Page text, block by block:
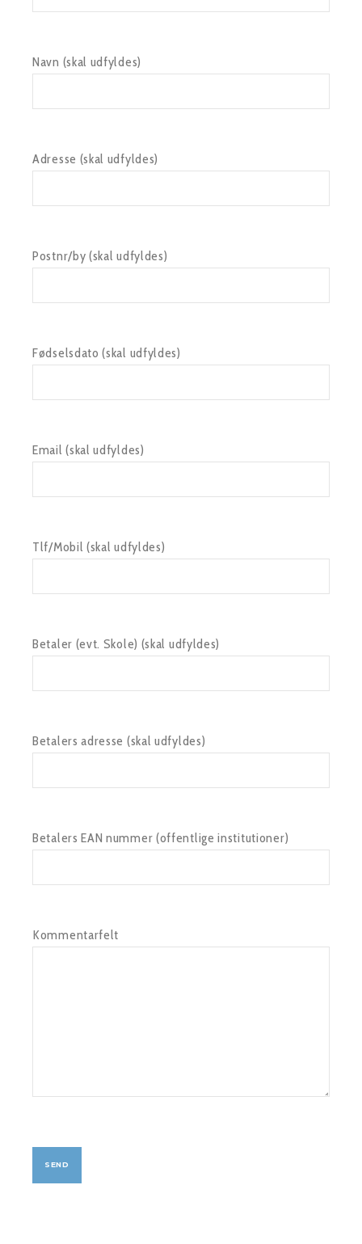
Navn (skal udfyldes)
Adresse (skal udfyldes)
Postnr/by (skal udfyldes)
Fødselsdato (skal udfyldes)
Email (skal udfyldes)
Tlf/Mobil (skal udfyldes)
Betaler (evt. Skole) (skal udfyldes)
Betalers adresse (skal udfyldes)
Betalers EAN nummer (offentlige institutioner)
Kommentarfelt